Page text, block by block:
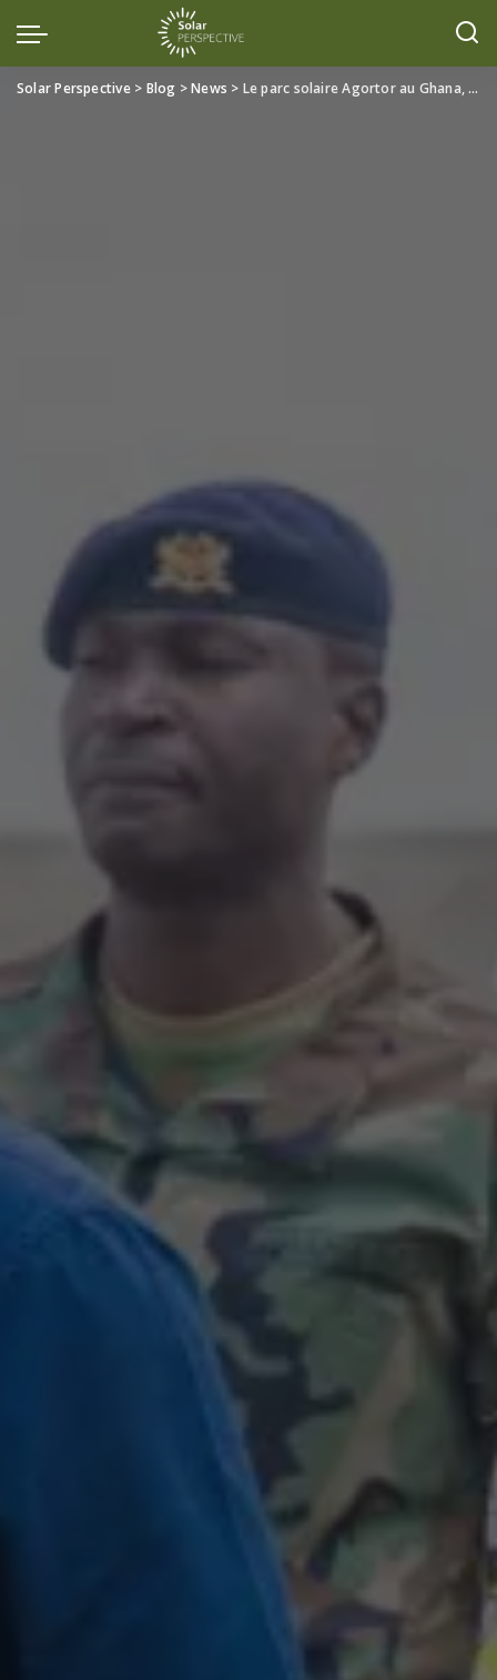
Solar Perspective> Blog >News > Le parc solaire Agortor au Ghana, Pilier de la Transition Énergétique Africaine (2023-2032)